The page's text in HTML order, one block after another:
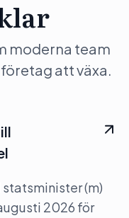
moderna team
att växa.
(m)
2026 för